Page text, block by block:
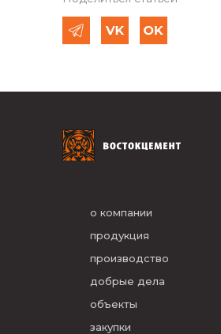
о компании
продукция
производство
добрые дела
объекты
закупки